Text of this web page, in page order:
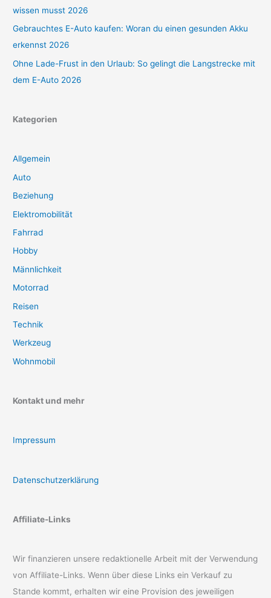
wissen musst 2026
Gebrauchtes E-Auto kaufen: Woran du einen gesunden Akku
erkennst 2026
Ohne Lade-Frust in den Urlaub: So gelingt die Langstrecke mit
dem E-Auto 2026
Kategorien
Allgemein
Auto
Beziehung
Elektromobilität
Fahrrad
Hobby
Männlichkeit
Motorrad
Reisen
Technik
Werkzeug
Wohnmobil
Kontakt und mehr
Impressum
Datenschutzerklärung
Affiliate-Links
Wir finanzieren unsere redaktionelle Arbeit mit der Verwendung
von Affiliate-Links. Wenn über diese Links ein Verkauf zu
Stande kommt, erhalten wir eine Provision des jeweiligen